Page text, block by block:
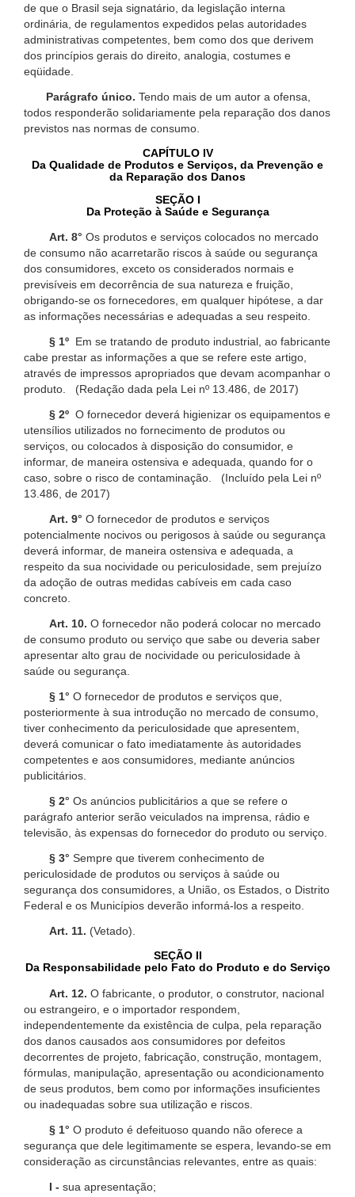
de que o Brasil seja signatário, da legislação interna
ordinária, de regulamentos expedidos pelas autoridades
administrativas competentes, bem como dos que derivem
dos princípios gerais do direito, analogia, costumes e
eqüidade.
Parágrafo único. Tendo mais de um autor a ofensa,
todos responderão solidariamente pela reparação dos danos
previstos nas normas de consumo.
CAPÍTULO IV
Da Qualidade de Produtos e Serviços, da Prevenção e
da Reparação dos Danos
SEÇÃO I
Da Proteção à Saúde e Segurança
Art. 8° Os produtos e serviços colocados no mercado
de consumo não acarretarão riscos à saúde ou segurança
dos consumidores, exceto os considerados normais e
previsíveis em decorrência de sua natureza e fruição,
obrigando-se os fornecedores, em qualquer hipótese, a dar
as informações necessárias e adequadas a seu respeito.
§ 1º Em se tratando de produto industrial, ao fabricante
cabe prestar as informações a que se refere este artigo,
através de impressos apropriados que devam acompanhar o
produto. (Redação dada pela Lei nº 13.486, de 2017)
§ 2º O fornecedor deverá higienizar os equipamentos e
utensílios utilizados no fornecimento de produtos ou
serviços, ou colocados à disposição do consumidor, e
informar, de maneira ostensiva e adequada, quando for o
caso, sobre o risco de contaminação. (Incluído pela Lei nº
13.486, de 2017)
Art. 9° O fornecedor de produtos e serviços
potencialmente nocivos ou perigosos à saúde ou segurança
deverá informar, de maneira ostensiva e adequada, a
respeito da sua nocividade ou periculosidade, sem prejuízo
da adoção de outras medidas cabíveis em cada caso
concreto.
Art. 10. O fornecedor não poderá colocar no mercado
de consumo produto ou serviço que sabe ou deveria saber
apresentar alto grau de nocividade ou periculosidade à
saúde ou segurança.
§ 1° O fornecedor de produtos e serviços que,
posteriormente à sua introdução no mercado de consumo,
tiver conhecimento da periculosidade que apresentem,
deverá comunicar o fato imediatamente às autoridades
competentes e aos consumidores, mediante anúncios
publicitários.
§ 2° Os anúncios publicitários a que se refere o
parágrafo anterior serão veiculados na imprensa, rádio e
televisão, às expensas do fornecedor do produto ou serviço.
§ 3° Sempre que tiverem conhecimento de
periculosidade de produtos ou serviços à saúde ou
segurança dos consumidores, a União, os Estados, o Distrito
Federal e os Municípios deverão informá-los a respeito.
Art. 11. (Vetado).
SEÇÃO II
Da Responsabilidade pelo Fato do Produto e do Serviço
Art. 12. O fabricante, o produtor, o construtor, nacional
ou estrangeiro, e o importador respondem,
independentemente da existência de culpa, pela reparação
dos danos causados aos consumidores por defeitos
decorrentes de projeto, fabricação, construção, montagem,
fórmulas, manipulação, apresentação ou acondicionamento
de seus produtos, bem como por informações insuficientes
ou inadequadas sobre sua utilização e riscos.
§ 1° O produto é defeituoso quando não oferece a
segurança que dele legitimamente se espera, levando-se em
consideração as circunstâncias relevantes, entre as quais:
I - sua apresentação;